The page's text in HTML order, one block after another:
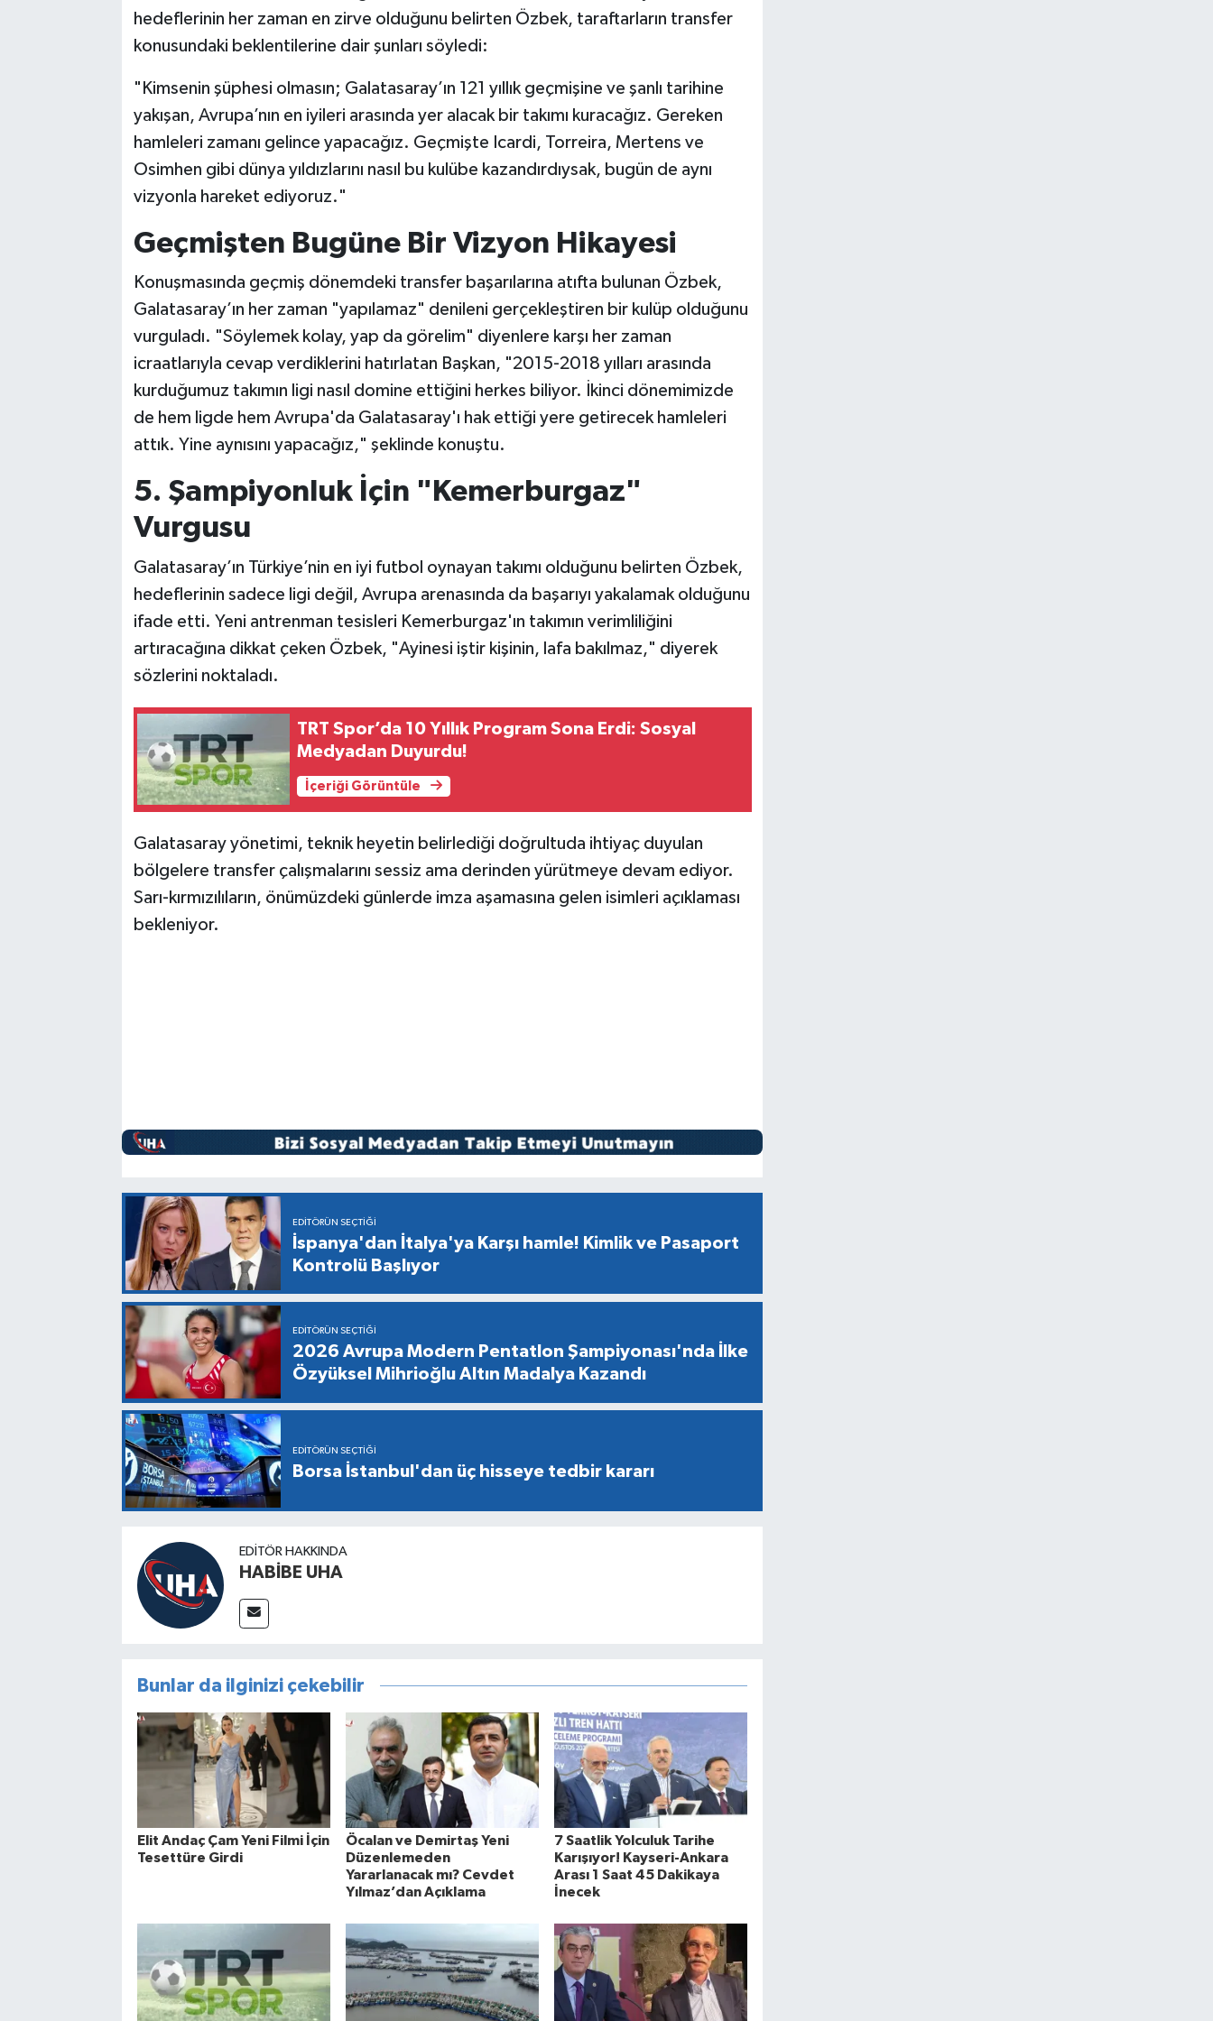
hedeflerinin her zaman en zirve olduğunu belirten Özbek, taraftarların transfer
konusundaki beklentilerine dair şunları söyledi:
"Kimsenin şüphesi olmasın; Galatasaray’ın 121 yıllık geçmişine ve şanlı tarihine
yakışan, Avrupa’nın en iyileri arasında yer alacak bir takımı kuracağız. Gereken
hamleleri zamanı gelince yapacağız. Geçmişte Icardi, Torreira, Mertens ve
Osimhen gibi dünya yıldızlarını nasıl bu kulübe kazandırdıysak, bugün de aynı
vizyonla hareket ediyoruz."
Geçmişten Bugüne Bir Vizyon Hikayesi
Konuşmasında geçmiş dönemdeki transfer başarılarına atıfta bulunan Özbek,
Galatasaray’ın her zaman "yapılamaz" denileni gerçekleştiren bir kulüp olduğunu
vurguladı. "Söylemek kolay, yap da görelim" diyenlere karşı her zaman
icraatlarıyla cevap verdiklerini hatırlatan Başkan, "2015-2018 yılları arasında
kurduğumuz takımın ligi nasıl domine ettiğini herkes biliyor. İkinci dönemimizde
de hem ligde hem Avrupa'da Galatasaray'ı hak ettiği yere getirecek hamleleri
attık. Yine aynısını yapacağız," şeklinde konuştu.
5. Şampiyonluk İçin "Kemerburgaz"
Vurgusu
Galatasaray’ın Türkiye’nin en iyi futbol oynayan takımı olduğunu belirten Özbek,
hedeflerinin sadece ligi değil, Avrupa arenasında da başarıyı yakalamak olduğunu
ifade etti. Yeni antrenman tesisleri Kemerburgaz'ın takımın verimliliğini
artıracağına dikkat çeken Özbek, "Ayinesi iştir kişinin, lafa bakılmaz," diyerek
sözlerini noktaladı.
TRT Spor’da 10 Yıllık Program Sona Erdi: Sosyal
Medyadan Duyurdu!
İçeriği Görüntüle
Galatasaray yönetimi, teknik heyetin belirlediği doğrultuda ihtiyaç duyulan
bölgelere transfer çalışmalarını sessiz ama derinden yürütmeye devam ediyor.
Sarı-kırmızılıların, önümüzdeki günlerde imza aşamasına gelen isimleri açıklaması
bekleniyor.
EDITÖRÜN SEÇTIĞI
İspanya'dan İtalya'ya Karşı hamle! Kimlik ve Pasaport
Kontrolü Başlıyor
EDITÖRÜN SEÇTIĞI
2026 Avrupa Modern Pentatlon Şampiyonası'nda İlke
Özyüksel Mihrioğlu Altın Madalya Kazandı
EDITÖRÜN SEÇTIĞI
Borsa İstanbul'dan üç hisseye tedbir kararı
EDITÖR HAKKINDA
HABİBE UHA
Bunlar da ilginizi çekebilir
Elit Andaç Çam Yeni Filmi İçin
Tesettüre Girdi
Öcalan ve Demirtaş Yeni
Düzenlemeden
Yararlanacak mı? Cevdet
Yılmaz’dan Açıklama
7 Saatlik Yolculuk Tarihe
Karışıyor! Kayseri-Ankara
Arası 1 Saat 45 Dakikaya
İnecek